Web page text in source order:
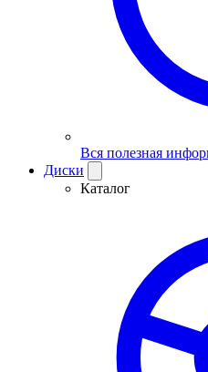
Вся полезная
Диски
Каталог